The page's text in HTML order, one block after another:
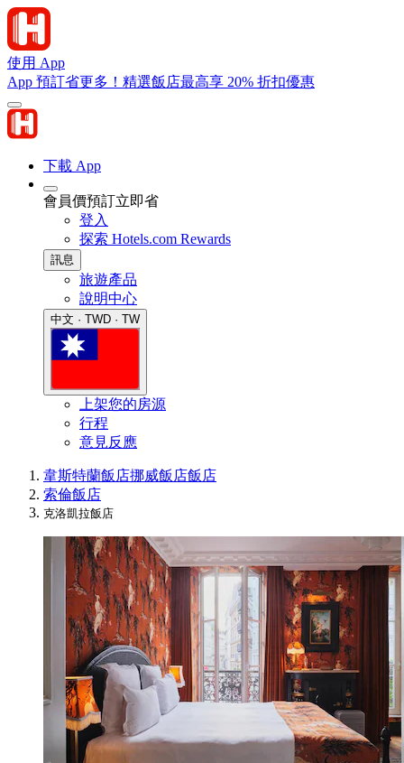
使用 App
App 預訂省更多！精選飯店最高享 20% 折扣優惠
下載 App
會員價預訂立即省
登入
探索 Hotels.com Rewards
訊息
旅遊產品
說明中心
中文 · TWD · TW
上架您的房源
行程
意見反應
韋斯特蘭飯店挪威飯店飯店
索倫飯店
克洛凱拉飯店